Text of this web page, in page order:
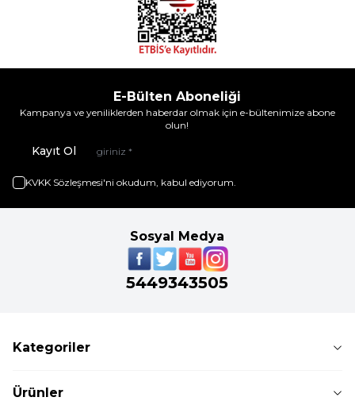
E-Bülten Aboneliği
Kampanya ve yeniliklerden haberdar olmak için e-bültenimize abone
olun!
Kayıt Ol
KVKK Sözleşmesi'ni okudum, kabul ediyorum.
Sosyal Medya
5449343505
Kategoriler
Ürünler